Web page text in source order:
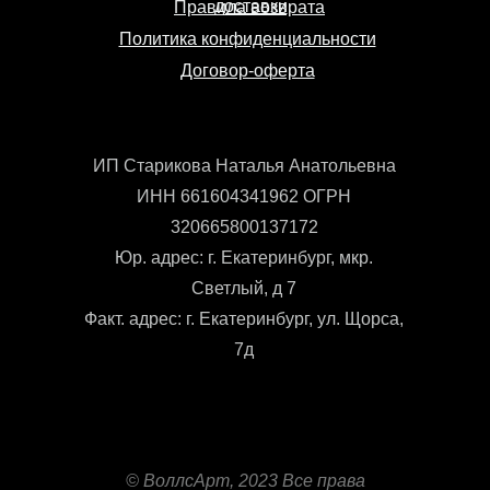
ИП Старикова Наталья Анатольевна
ИНН 661604341962 ОГРН
320665800137172
Юр. адрес: г. Екатеринбург, мкр.
Светлый, д 7
Факт. адрес: г. Екатеринбург, ул. Щорса,
7д
Политика конфиденциальности
доставки
Правила возврата
Договор-оферта
© ВоллсАрт, 2023 Все права